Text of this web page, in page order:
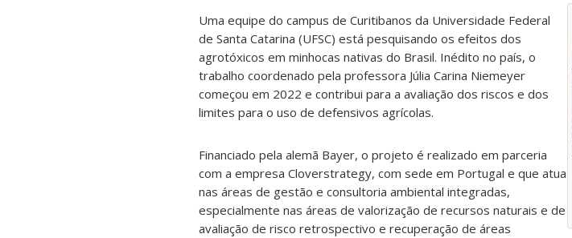
Uma equipe do campus de Curitibanos da Universidade Federal
de Santa Catarina (UFSC) está pesquisando os efeitos dos
agrotóxicos em minhocas nativas do Brasil. Inédito no país, o
trabalho coordenado pela professora Júlia Carina Niemeyer
começou em 2022 e contribui para a avaliação dos riscos e dos
limites para o uso de defensivos agrícolas.
Financiado pela alemã Bayer, o projeto é realizado em parceria
com a empresa Cloverstrategy, com sede em Portugal e que atua
nas áreas de gestão e consultoria ambiental integradas,
especialmente nas áreas de valorização de recursos naturais e de
avaliação de risco retrospectivo e recuperação de áreas